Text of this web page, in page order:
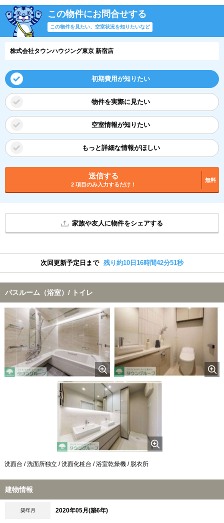
この物件にお問合せする
この物件を見たい、空室状況を知りたいなど
株式会社タウンハウジング東京 新宿店
初期費用が知りたい
物件を実際に見たい
空室情報が知りたい
もっと詳細な情報がほしい
送信する
2 項目のみ入力するだけ！
無料
家族や友人に物件をシェアする
次回更新予定日まで 残り約10日16時間42分51秒
バスルーム（浴室）/ トイレ
洗面台 / 洗面所独立 / 洗面化粧台 / 浴室乾燥機 / 脱衣所
建物情報
築年月 2020年05月(築6年)